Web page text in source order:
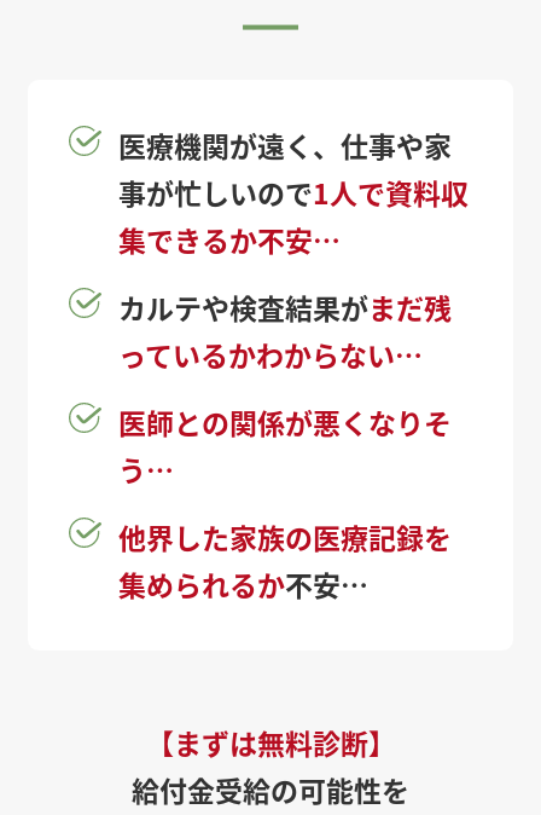
医療機関が遠く、仕事や家
事が忙しいので1人で資料収
集できるか不安…
カルテや検査結果がまだ残
っているかわからない…
医師との関係が悪くなりそ
う…
他界した家族の医療記録を
集められるか不安…
【まずは無料診断】
給付金受給の可能性を